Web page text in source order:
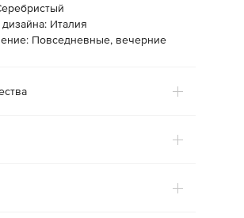
Италия
Повседневные, вечерние